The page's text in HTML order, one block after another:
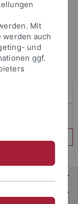
an um sich
Mit
auch
und
ggf.